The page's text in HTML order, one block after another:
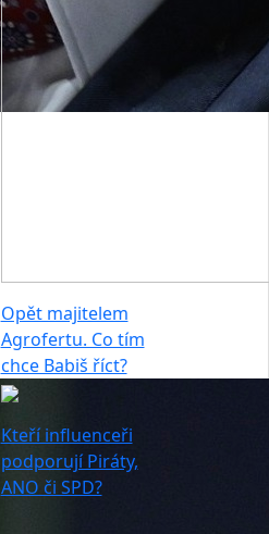
Opět majitelem
Agrofertu. Co tím
chce Babiš říct?
Kteří influenceři
podporují Piráty,
ANO či SPD?